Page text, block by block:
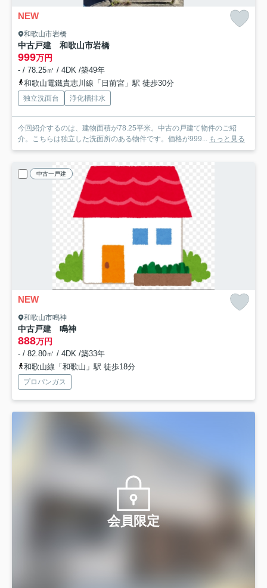
NEW
和歌山市岩橋
中古戸建 和歌山市岩橋
999万円
- / 78.25㎡ / 4DK /築49年
和歌山電鐵貴志川線「日前宮」駅 徒歩30分
独立洗面台 浄化槽排水
今回紹介するのは、建物面積が78.25平米。中古の戸建て物件のご紹
介。こちらは独立した洗面所のある物件です。価格が999... もっと見る
中古一戸建
NEW
和歌山市鳴神
中古戸建 鳴神
888万円
- / 82.80㎡ / 4DK /築33年
和歌山線「和歌山」駅 徒歩18分
プロパンガス
会員限定